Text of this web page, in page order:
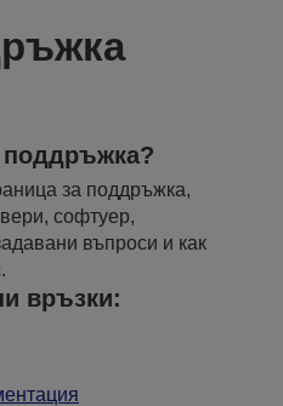
поддръжка?
за поддръжка,
софтуер,
въпроси и как
връзки: